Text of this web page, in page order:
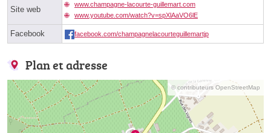
Site web
www.champagne-lacourte-guillemart.com
www.youtube.com/watch?v=spXlAaVO6lE
Facebook facebook.com/champagnelacourteguillemartjp
Plan et adresse
© contributeurs OpenStreetMap